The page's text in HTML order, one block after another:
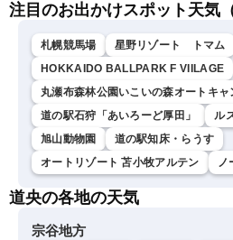
注目のお出かけスポット天気
札幌競馬場
星野リゾート トマム
HOKKAIDO BALLPARK F VIILAGE
丸瀬布森林公園いこいの森オートキャ
道の駅石狩「あいろーど厚田」
ル
旭山動物園
道の駅知床・らうす
オートリゾート 苫小牧アルテン
ノ
道央の各地の天気
宗谷地方